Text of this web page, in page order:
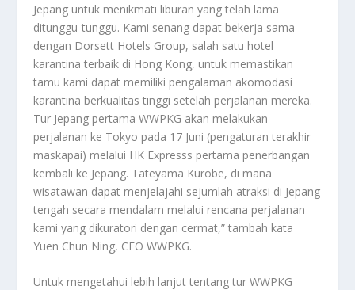
Jepang untuk menikmati liburan yang telah lama
ditunggu-tunggu. Kami senang dapat bekerja sama
dengan Dorsett Hotels Group, salah satu hotel
karantina terbaik di Hong Kong, untuk memastikan
tamu kami dapat memiliki pengalaman akomodasi
karantina berkualitas tinggi setelah perjalanan mereka.
Tur Jepang pertama WWPKG akan melakukan
perjalanan ke Tokyo pada 17 Juni (pengaturan terakhir
maskapai) melalui HK Expresss pertama penerbangan
kembali ke Jepang. Tateyama Kurobe, di mana
wisatawan dapat menjelajahi sejumlah atraksi di Jepang
tengah secara mendalam melalui rencana perjalanan
kami yang dikuratori dengan cermat,” tambah kata
Yuen Chun Ning, CEO WWPKG.
Untuk mengetahui lebih lanjut tentang tur WWPKG